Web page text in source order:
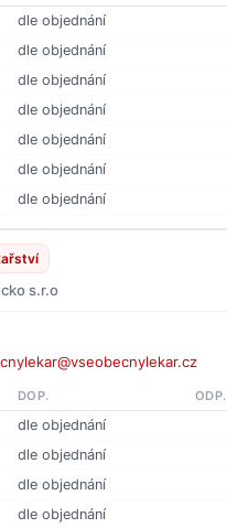
dle objednání
dle objednání
dle objednání
dle objednání
dle objednání
dle objednání
dle objednání
s.r.o
DOP. ODP.
dle objednání
dle objednání
dle objednání
dle objednání